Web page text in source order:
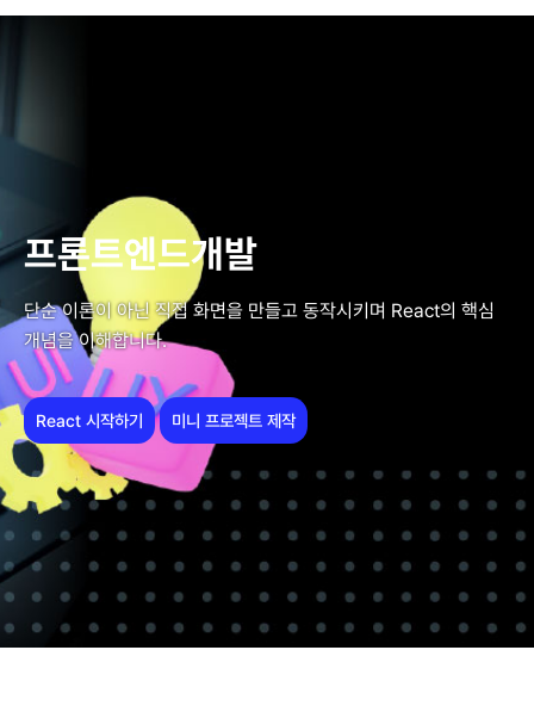
프론트엔드개발
단순 이론이 아닌 직접 화면을 만들고 동작시키며 React의 핵심
개념을 이해합니다.
React 시작하기 미니 프로젝트 제작